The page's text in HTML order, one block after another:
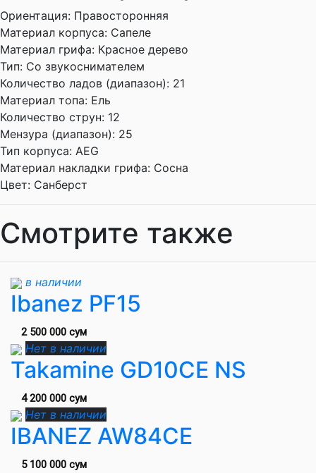
Ориентация: Правосторонняя
Материал корпуса: Сапеле
Материал грифа: Красное дерево
Тип: Со звукоснимателем
Количество ладов (диапазон): 21
Материал топа: Ель
Количество струн: 12
Мензура (диапазон): 25
Тип корпуса: AEG
Материал накладки грифа: Сосна
Цвет: Санберст
Смотрите также
в наличии
Ibanez PF15
2 500 000 сум
Нет в наличии
Takamine GD10CE NS
4 200 000 сум
Нет в наличии
IBANEZ AW84CE
5 100 000 сум